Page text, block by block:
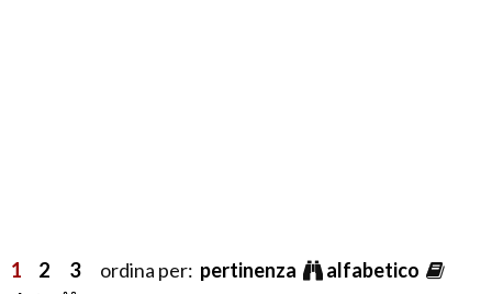
1 2 3ordina per: pertinenza
alfabetico